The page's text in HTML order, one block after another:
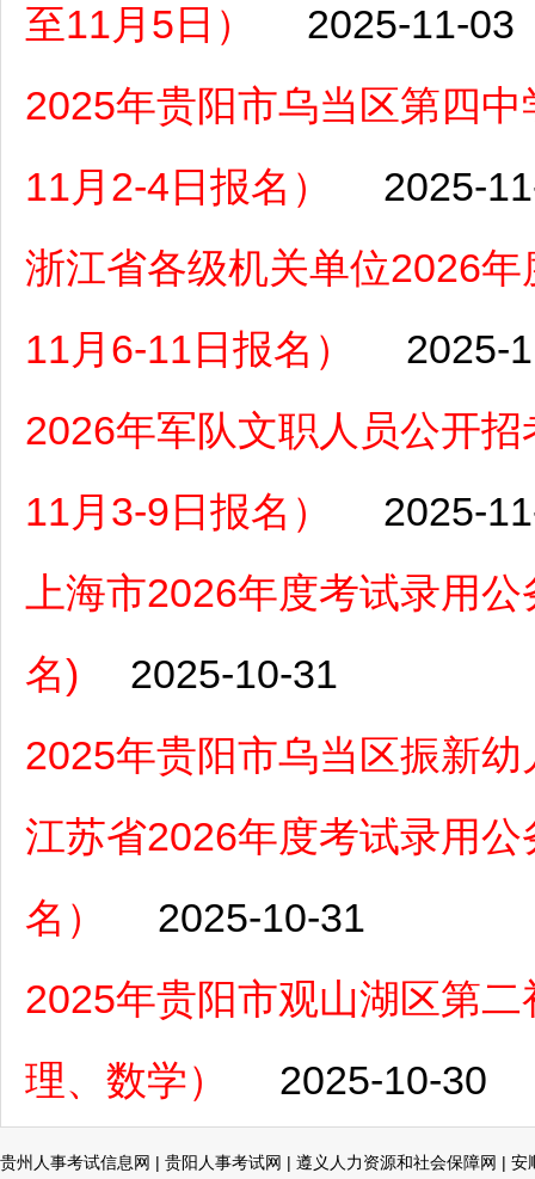
至11月5日）
2025-11-03
2025年贵阳市乌当区第四
11月2-4日报名）
2025-
浙江省各级机关单位2026
11月6-11日报名）
2025-
2026年军队文职人员公开
11月3-9日报名）
2025-
上海市2026年度考试录用
名)
2025-10-31
2025年贵阳市乌当区振新
江苏省2026年度考试录用
名）
2025-10-31
2025年贵阳市观山湖区第
理、数学）
2025-10-30
贵州人事考试信息网 | 贵阳人事考试网 | 遵义人力资源和社会保障网 | 安